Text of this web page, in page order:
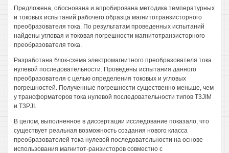
Предложена, обоснована и апробирована методика температурных
и токовых испытаний рабочего образца магнитотранзисторного
преобразователя тока. По результатам проведенных испытаний
найдены угловая и токовая погрешности магнитотранзисторного
преобразователя тока.
Разработана блок-схема электромагнитного преобразователя тока
нулевой последовательности. Проведены испытания данного
преобразователя с целью определения токовых и угловых
погрешностей. Полученные погрешности существенно меньше, чем
у трансформаторов тока нулевой последовательности типов T3JIM
и T3PJI.
В целом, выполненное в диссертации исследование показало, что
существует реальная возможность создания нового класса
преобразователей тока нулевой последовательности на основе
использования магнитот-ранзисторов совместно с